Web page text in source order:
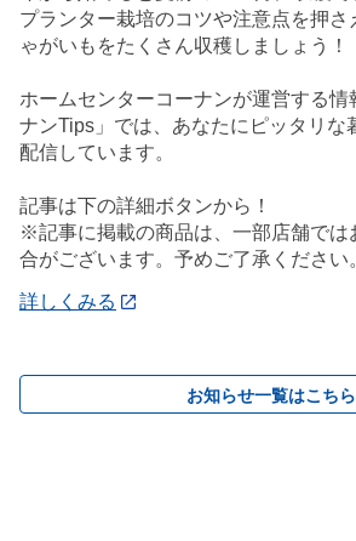
プランター栽培のコツや注意点を押さ
ゃがいもをたくさん収穫しましょう！
ホームセンターコーナンが運営する情
ナンTips」では、あなたにピッタリな
配信しています。
記事は下の詳細ボタンから！
※記事に掲載の商品は、一部店舗では
合がございます。予めご了承ください
詳しくみる
お知らせ一覧はこちら